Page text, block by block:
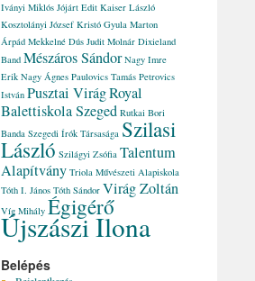
Iványi Miklós Jójárt Edit Kaiser László
Kosztolányi József Kristó Gyula Marton
Árpád Mekkelné Dús Judit Molnár Dixieland
Band Mészáros Sándor Nagy Imre
Erik Nagy Ágnes Paulovics Tamás Petrovics
István Pusztai VirágRoyal
Balettiskola Szeged Rutkai Bori
Banda Szegedi Írók Társasága Szilasi
László Szilágyi Zsófia Talentum
Alapítvány Triola Művészeti Alapiskola
Tóth I. János Tóth Sándor Virág Zoltán
Víg Mihály Égigérő
Újszászi Ilona
Belépés